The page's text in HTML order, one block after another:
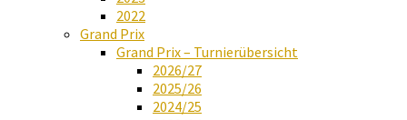
2022
Grand Prix
Grand Prix – Turnierübersicht
2026/27
2025/26
2024/25